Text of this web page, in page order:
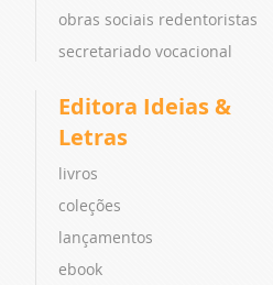
obras sociais redentoristas
secretariado vocacional
Editora Ideias &
Letras
livros
coleções
lançamentos
ebook